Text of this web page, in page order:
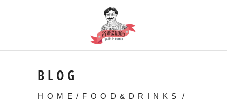
BLOG
HOME / FOOD&DRINKS
/